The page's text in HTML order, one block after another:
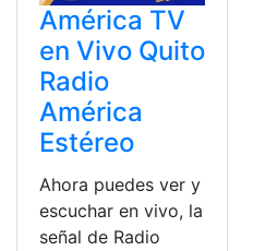
América TV
en Vivo Quito
Radio
América
Estéreo
Ahora puedes ver y
escuchar en vivo, la
señal de Radio